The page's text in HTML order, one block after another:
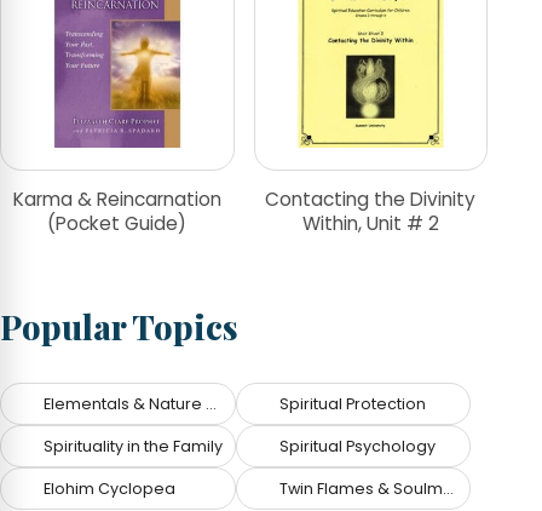
Karma & Reincarnation
(Pocket Guide)
Contacting the Divinity
Within, Unit # 2
Popular Topics
Elementals & Nature Spirits Spiritual Protection
Spirituality in the Family Spiritual Psychology
Elohim Cyclopea Twin Flames & Soulmates